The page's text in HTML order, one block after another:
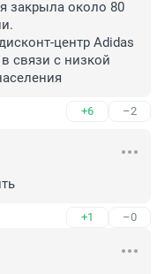
закрыла около 80
центр Adidas
связи с низкой
+6 –2
+1 –0